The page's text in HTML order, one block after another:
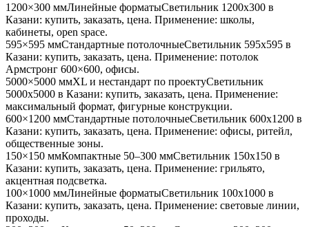
1200×300 ммЛинейные форматыСветильник 1200x300 в
Казани: купить, заказать, цена. Применение: школы,
кабинеты, open space.
595×595 ммСтандартные потолочныеСветильник 595x595 в
Казани: купить, заказать, цена. Применение: потолок
Армстронг 600×600, офисы.
5000×5000 ммXL и нестандарт по проектуСветильник
5000x5000 в Казани: купить, заказать, цена. Применение:
максимальный формат, фигурные конструкции.
600×1200 ммСтандартные потолочныеСветильник 600x1200 в
Казани: купить, заказать, цена. Применение: офисы, ритейл,
общественные зоны.
150×150 ммКомпактные 50–300 ммСветильник 150x150 в
Казани: купить, заказать, цена. Применение: грильято,
акцентная подсветка.
100×1000 ммЛинейные форматыСветильник 100x1000 в
Казани: купить, заказать, цена. Применение: световые линии,
проходы.